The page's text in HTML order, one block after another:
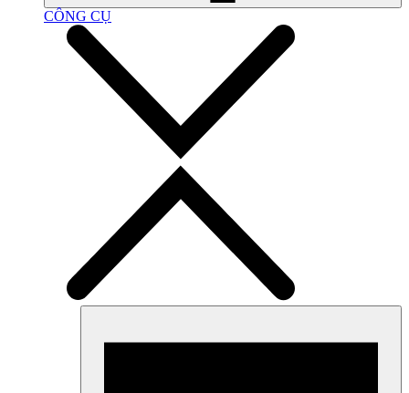
CÔNG CỤ